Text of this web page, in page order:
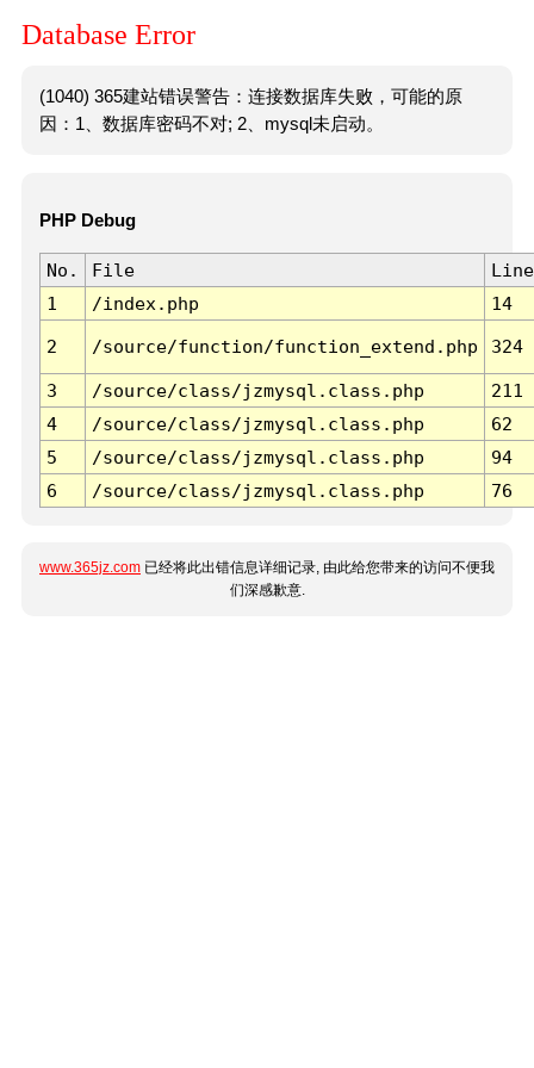
Database Error
(1040) 365建站错误警告：连接数据库失败，可能的原
因：1、数据库密码不对; 2、mysql未启动。
PHP Debug
No. File
Line
1
/index.php 14
2 /source/function/function_extend.php 324
3 /source/class/jzmysql.class.php
211
4
/source/class/jzmysql.class.php
62
5
/source/class/jzmysql.class.php
94
6
/source/class/jzmysql.class.php 76
www.365jz.com 已经将此出错信息详细记录, 由此给您带来的访问不便我
们深感歉意.